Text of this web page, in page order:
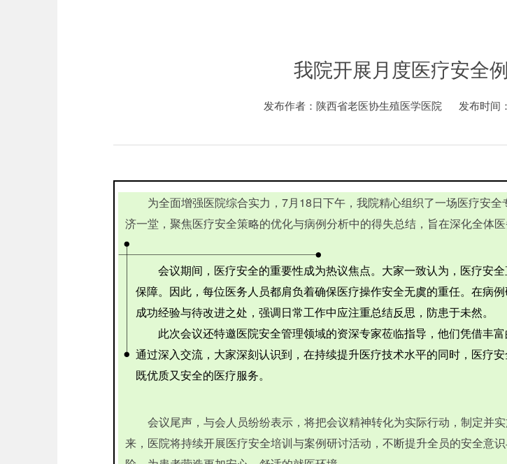
我院开展月度医疗安全
发布作者：陕西省老医协生殖医学医院 发布时间
为全面增强医院综合实力，7月18日下午，我院精心组织了一场医疗安全
济一堂，聚焦医疗安全策略的优化与病例分析中的得失总结，旨在深化全体
会议期间，医疗安全的重要性成为热议焦点。大家一致认为，医疗安
保障。因此，每位医务人员都肩负着确保医疗操作安全无虞的重任。在病
成功经验与待改进之处，强调日常工作中应注重总结反思，防患于未然。
此次会议还特邀医院安全管理领域的资深专家莅临指导，他们凭借丰富
通过深入交流，大家深刻认识到，在持续提升医疗技术水平的同时，医疗
既优质又安全的医疗服务。
会议尾声，与会人员纷纷表示，将把会议精神转化为实际行动，制定并
来，医院将持续开展医疗安全培训与案例研讨活动，不断提升全员的安全意